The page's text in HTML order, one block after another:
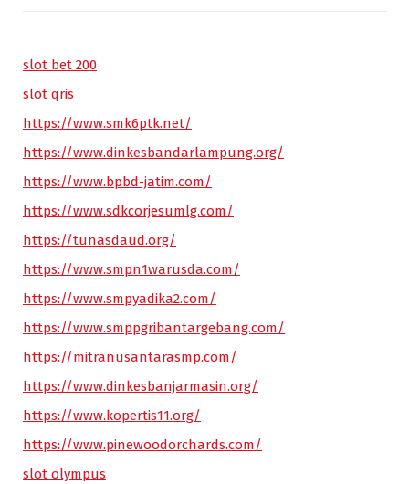
slot bet 200
slot qris
https://www.smk6ptk.net/
https://www.dinkesbandarlampung.org/
https://www.bpbd-jatim.com/
https://www.sdkcorjesumlg.com/
https://tunasdaud.org/
https://www.smpn1warusda.com/
https://www.smpyadika2.com/
https://www.smppgribantargebang.com/
https://mitranusantarasmp.com/
https://www.dinkesbanjarmasin.org/
https://www.kopertis11.org/
https://www.pinewoodorchards.com/
slot olympus